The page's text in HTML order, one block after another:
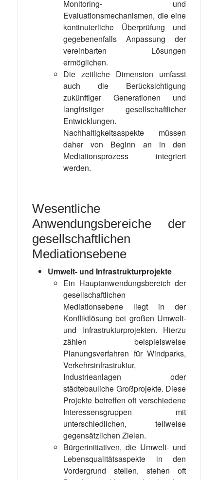
Monitoring- und
Evaluationsmechanismen, die eine
kontinuierliche Überprüfung und
gegebenenfalls Anpassung der
vereinbarten Lösungen
ermöglichen.
Die zeitliche Dimension umfasst
auch die Berücksichtigung
zukünftiger Generationen und
langfristiger gesellschaftlicher
Entwicklungen.
Nachhaltigkeitsaspekte müssen
daher von Beginn an in den
Mediationsprozess integriert
werden.
Wesentliche
Anwendungsbereiche der
gesellschaftlichen
Mediationsebene
Umwelt- und Infrastrukturprojekte
Ein Hauptanwendungsbereich der
gesellschaftlichen
Mediationsebene liegt in der
Konfliktlösung bei großen Umwelt-
und Infrastrukturprojekten. Hierzu
zählen beispielsweise
Planungsverfahren für Windparks,
Verkehrsinfrastruktur,
Industrieanlagen oder
städtebauliche Großprojekte. Diese
Projekte betreffen oft verschiedene
Interessensgruppen mit
unterschiedlichen, teilweise
gegensätzlichen Zielen.
Bürgerinitiativen, die Umwelt- und
Lebensqualitätsaspekte in den
Vordergrund stellen, stehen oft